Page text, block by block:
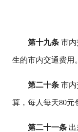
第十九条 市
生的市内交通费用。
第二十条 市
算，每人每天80元
第二十一条